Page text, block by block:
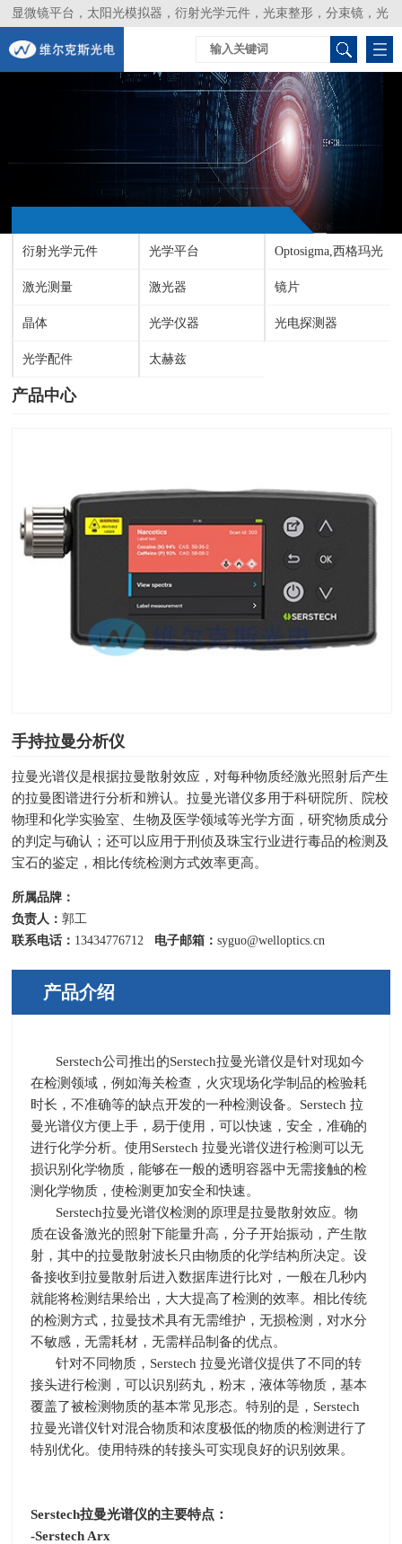
显微镜平台，太阳光模拟器，衍射光学元件，光束整形，分束镜，光
谱仪，生物激光器，光束分析仪，Layertec
衍射光学元件 光学平台 Optosigma,西格玛光
机
激光测量 激光器 镜片
晶体 光学仪器 光电探测器
光学配件 太赫兹
产品中心
手持拉曼分析仪
拉曼光谱仪是根据拉曼散射效应，对每种物质经激光照射后产生
的拉曼图谱进行分析和辨认。拉曼光谱仪多用于科研院所、院校
物理和化学实验室、生物及医学领域等光学方面，研究物质成分
的判定与确认；还可以应用于刑侦及珠宝行业进行毒品的检测及
宝石的鉴定，相比传统检测方式效率更高。
所属品牌：
负责人：郭工
联系电话： 13434776712 电子邮箱：syguo@welloptics.cn
产品介绍
Serstech公司推出的Serstech拉曼光谱仪是针对现如今
在检测领域，例如海关检查，火灾现场化学制品的检验耗
时长，不准确等的缺点开发的一种检测设备。 Serstech拉
曼光谱仪方便上手，易于使用，可以快速，安全，准确的
进行化学分析。使用Serstech拉曼光谱仪进行检测可以无
损识别化学物质，能够在一般的透明容器中无需接触的检
测化学物质，使检测更加安全和快速。
Serstech拉曼光谱仪检测的原理是拉曼散射效应。物
质在设备激光的照射下能量升高，分子开始振动，产生散
射，其中的拉曼散射波长只由物质的化学结构所决定。设
备接收到拉曼散射后进入数据库进行比对，一般在几秒内
就能将检测结果给出，大大提高了检测的效率。相比传统
的检测方式，拉曼技术具有无需维护，无损检测，对水分
不敏感，无需耗材，无需样品制备的优点。
针对不同物质， Serstech拉曼光谱仪提供了不同的转
接头进行检测，可以识别药丸，粉末，液体等物质，基本
覆盖了被检测物质的基本常见形态。特别的是， Serstech
拉曼光谱仪针对混合物质和浓度极低的物质的检测进行了
特别优化。使用特殊的转接头可实现良好的识别效果。
Serstech拉曼光谱仪的主要特点：
-Serstech Arx